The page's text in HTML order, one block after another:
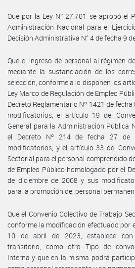
Que por la Ley N° 27.701 se aprobó el
Administración Nacional para el
Decisión Administrativa N° 4 de fecha 9
Que el ingreso de personal al régimen
mediante la sustanciación de los
selección, conforme a lo disponen los
Ley Marco de Regulación de Empleo
Decreto Reglamentario Nº 1421 de
modificatorios, el artículo 19 del
General para la Administración Pública
el Decreto Nº 214 de fecha 27 de
modificatorios, y el artículo 33 del
Sectorial para el personal comprendido
de Empleo Público homologado por el
de diciembre de 2008 y sus
para la promoción del personal
Que el Convenio Colectivo de Trabajo
conforme la modificación efectuado por
10 de abril de 2023, establece con
transitorio, como otro Tipo de
Interna y que en la misma podrá